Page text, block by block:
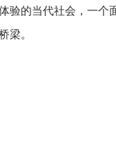
验的当代社会，一个
梁。